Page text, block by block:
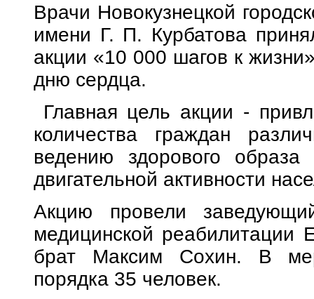
Врачи Новокузнецкой
имени Г. П. Курбатова
акции «10 000 шагов к
дню сердца.
Главная цель акции -
количества граждан
ведению здорового
двигательной активности
Акцию провели
медицинской реабилитации
брат Максим Сохин. В
порядка 35 человек.